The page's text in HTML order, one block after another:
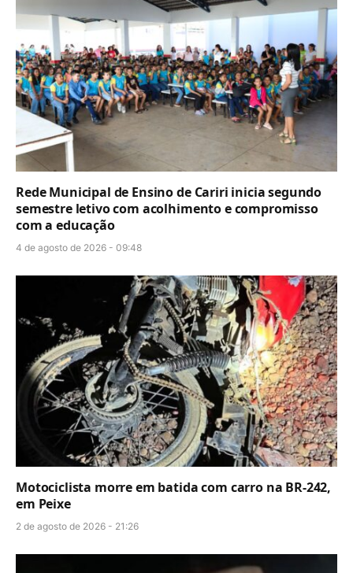
Rede Municipal de Ensino de Cariri inicia segundo
semestre letivo com acolhimento e compromisso
com a educação
4 de agosto de 2026 - 09:48
Motociclista morre em batida com carro na BR-242,
em Peixe
2 de agosto de 2026 - 21:26